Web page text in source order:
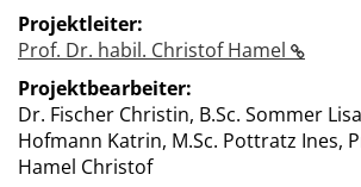
Projektleiter:
Prof. Dr. habil. Christof Hamel
Projektbearbeiter:
Dr. Fischer Christin, B.Sc. Sommer
Hofmann Katrin, M.Sc. Pottratz Ines,
Hamel Christof